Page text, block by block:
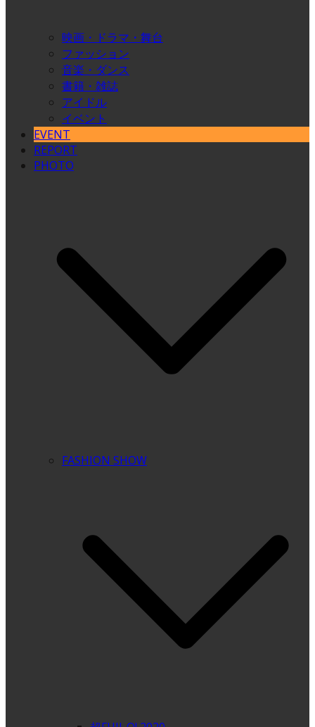
映画・ドラマ・舞台
ファッション
音楽・ダンス
書籍・雑誌
アイドル
イベント
EVENT
REPORT
PHOTO
FASHION SHOW